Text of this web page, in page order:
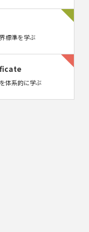
標準を学ぶ
体系的に学ぶ